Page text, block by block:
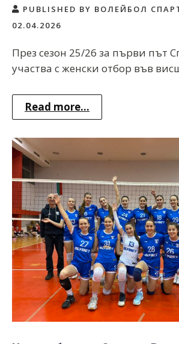
PUBLISHED BY ВОЛЕЙБОЛ
02.04.2026
През сезон 25/26 за първи път
участва с женски отбор във
Read more...